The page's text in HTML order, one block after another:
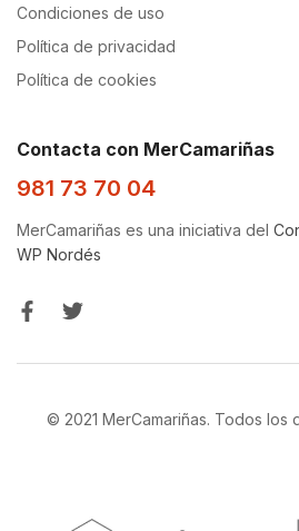
Condiciones de uso
Política de privacidad
Política de cookies
Contacta con MerCamariñas
981 73 70 04
MerCamariñas es una iniciativa del
WP Nordés
© 2021 MerCamariñas. Todos los